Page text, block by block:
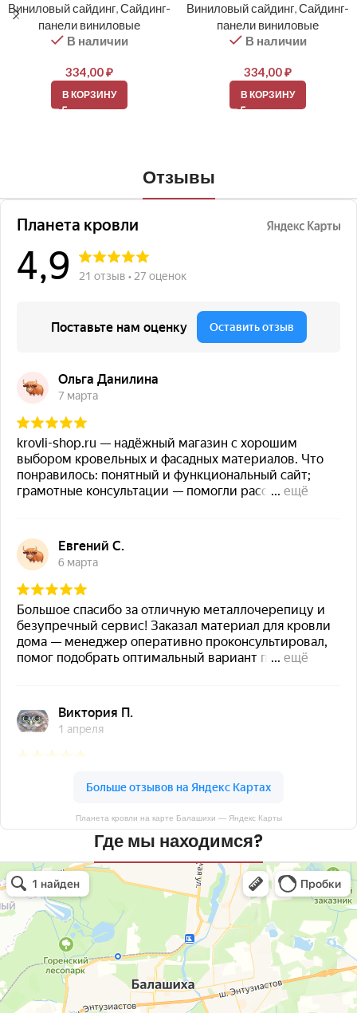
Виниловый сайдинг,Сайдинг-
панели виниловые
В наличии
334,00₽
В КОРЗИНУ
Виниловый сайдинг,Сайдинг-
панели виниловые
В наличии
334,00₽
В КОРЗИНУ
Отзывы
Планета кровли на карте Балашихи — Яндекс Карты
Где мы находимся?
Планета кровли
Кровля и кровельные материалы в Балашихе
Окна в Балашихе